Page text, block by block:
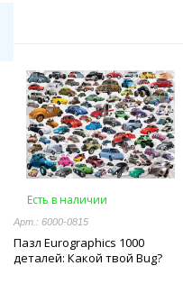
Есть в наличии
Арт.: 6000-0815
Пазл Eurographics 1000
деталей: Какой твой Bug?